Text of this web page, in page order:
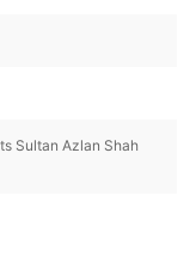
Sultan Azlan Shah